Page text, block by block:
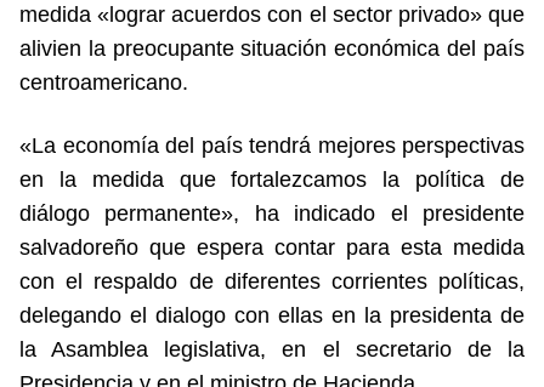
medida «lograr acuerdos con el sector privado» que
alivien la preocupante situación económica del país
centroamericano.
«La economía del país tendrá mejores perspectivas
en la medida que fortalezcamos la política de
diálogo permanente», ha indicado el presidente
salvadoreño que espera contar para esta medida
con el respaldo de diferentes corrientes políticas,
delegando el dialogo con ellas en la presidenta de
la Asamblea legislativa, en el secretario de la